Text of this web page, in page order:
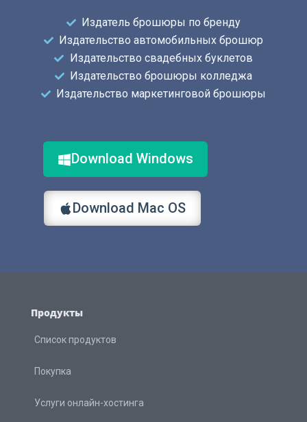
Издатель брошюры по бренду
Издательство автомобильных брошюр
Издательство свадебных буклетов
Издательство брошюры колледжа
Издательство маркетинговой брошюры
Download Windows
Download Mac OS
Продукты
Список продуктов
Покупка
Услуги онлайн-хостинга